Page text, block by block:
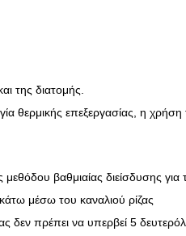
της διατομής.
θερμικής επεξεργασίας, η
βαθμιαίας διείσδυσης για
μέσω του καναλιού ρίζας
δεν πρέπει να υπερβεί 5